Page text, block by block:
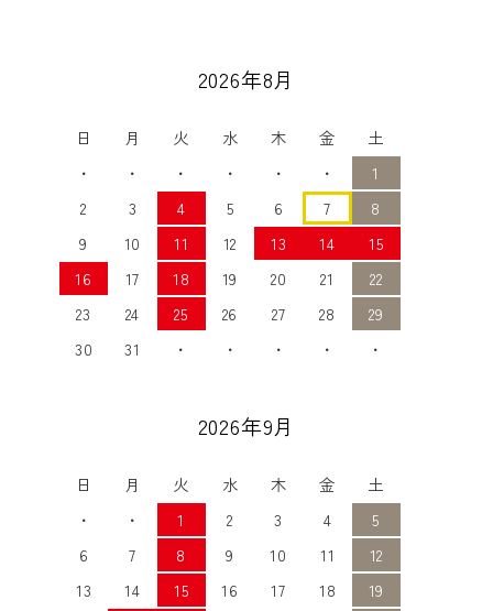
2026年8月
日 月 火 水 木 金
土
・
・ ・ ・ ・ ・
1
2
3 4 5 6 7
8
9
10 11 12 13 14
15
16
17 18 19 20 21
22
23
24 25 26 27 28
29
30
31 ・ ・ ・ ・ ・
2026年9月
日 月 火 水 木 金
土
・
・ 1 2 3 4
5
6
7 8 9 10 11
12
13
14 15 16 17 18
19